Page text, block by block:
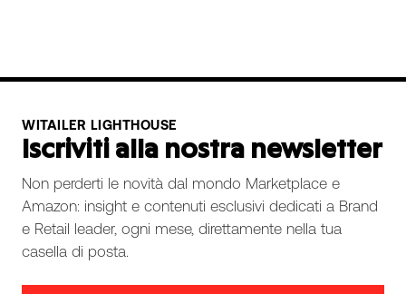
WITAILER LIGHTHOUSE
Iscriviti alla nostra newsletter
Non perderti le novità dal mondo Marketplace e
Amazon: insight e contenuti esclusivi dedicati a Brand
e Retail leader, ogni mese, direttamente nella tua
casella di posta.